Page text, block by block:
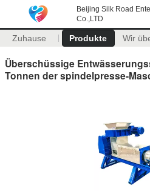
Beijing Silk Road
Co.,LTD
Zuhause Produkte Wir
Überschüssige
Tonnen der spindelpresse-